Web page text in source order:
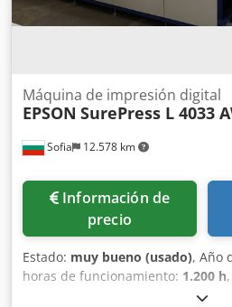
Sofia 12.578 km
Máquina de impresión digital
EPSON SurePress L 4033
Información de
precio
Estado: muy bueno (usado), Año
horas de funcionamiento: 1.200 h
Film Piezo) avanzada de alta